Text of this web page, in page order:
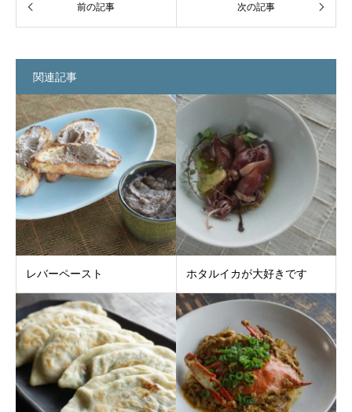
関連記事
レバーペースト ホタルイカが大好きです